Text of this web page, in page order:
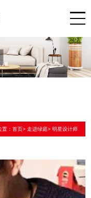
置：首页>走进绿庭>明星设计师